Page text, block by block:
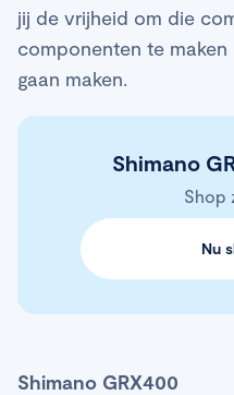
jij de vrijheid om die
componenten te
gaan maken.
Shimano
Shop
Nu
Shimano GRX400